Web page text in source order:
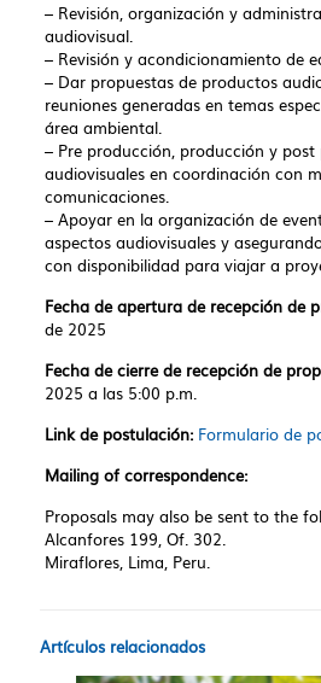
– Revisión, organización y
audiovisual.
– Revisión y acondicionamiento de
– Dar propuestas de productos
reuniones generadas en temas
área ambiental.
– Pre producción, producción y
audiovisuales en coordinación con
comunicaciones.
– Apoyar en la organización de
aspectos audiovisuales y
con disponibilidad para viajar a
Fecha de apertura de recepción de
de 2025
Fecha de cierre de recepción de
2025 a las 5:00 p.m.
Link de postulación: Formulario de
Mailing of correspondence:
Proposals may also be sent to the
Alcanfores 199, Of. 302.
Miraflores, Lima, Peru.
Artículos relacionados